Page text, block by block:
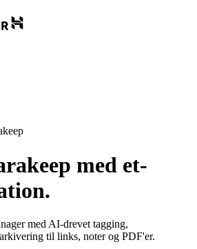
med et-
med AI-drevet tagging,
til links, noter og PDF'er.